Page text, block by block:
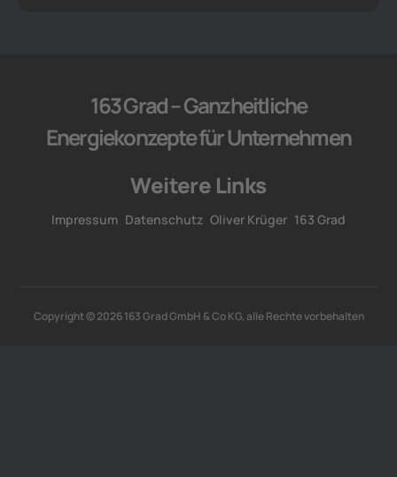
163 Grad – Ganzheitliche
Energiekonzepte für Unternehmen
Weitere Links
Impressum Datenschutz Oliver Krüger 163 Grad
Copyright © 2026 163 Grad GmbH & Co KG, alle Rechte vorbehalten